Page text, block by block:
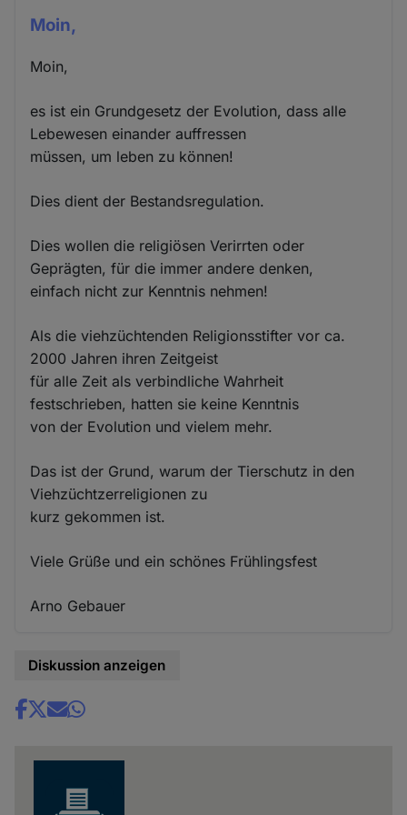
Moin,
Moin,
es ist ein Grundgesetz der Evolution, dass alle
Lebewesen einander auffressen
müssen, um leben zu können!
Dies dient der Bestandsregulation.
Dies wollen die religiösen Verirrten oder
Geprägten, für die immer andere denken,
einfach nicht zur Kenntnis nehmen!
Als die viehzüchtenden Religionsstifter vor ca.
2000 Jahren ihren Zeitgeist
für alle Zeit als verbindliche Wahrheit
festschrieben, hatten sie keine Kenntnis
von der Evolution und vielem mehr.
Das ist der Grund, warum der Tierschutz in den
Viehzüchtzerreligionen zu
kurz gekommen ist.
Viele Grüße und ein schönes Frühlingsfest
Arno Gebauer
Diskussion anzeigen
Share